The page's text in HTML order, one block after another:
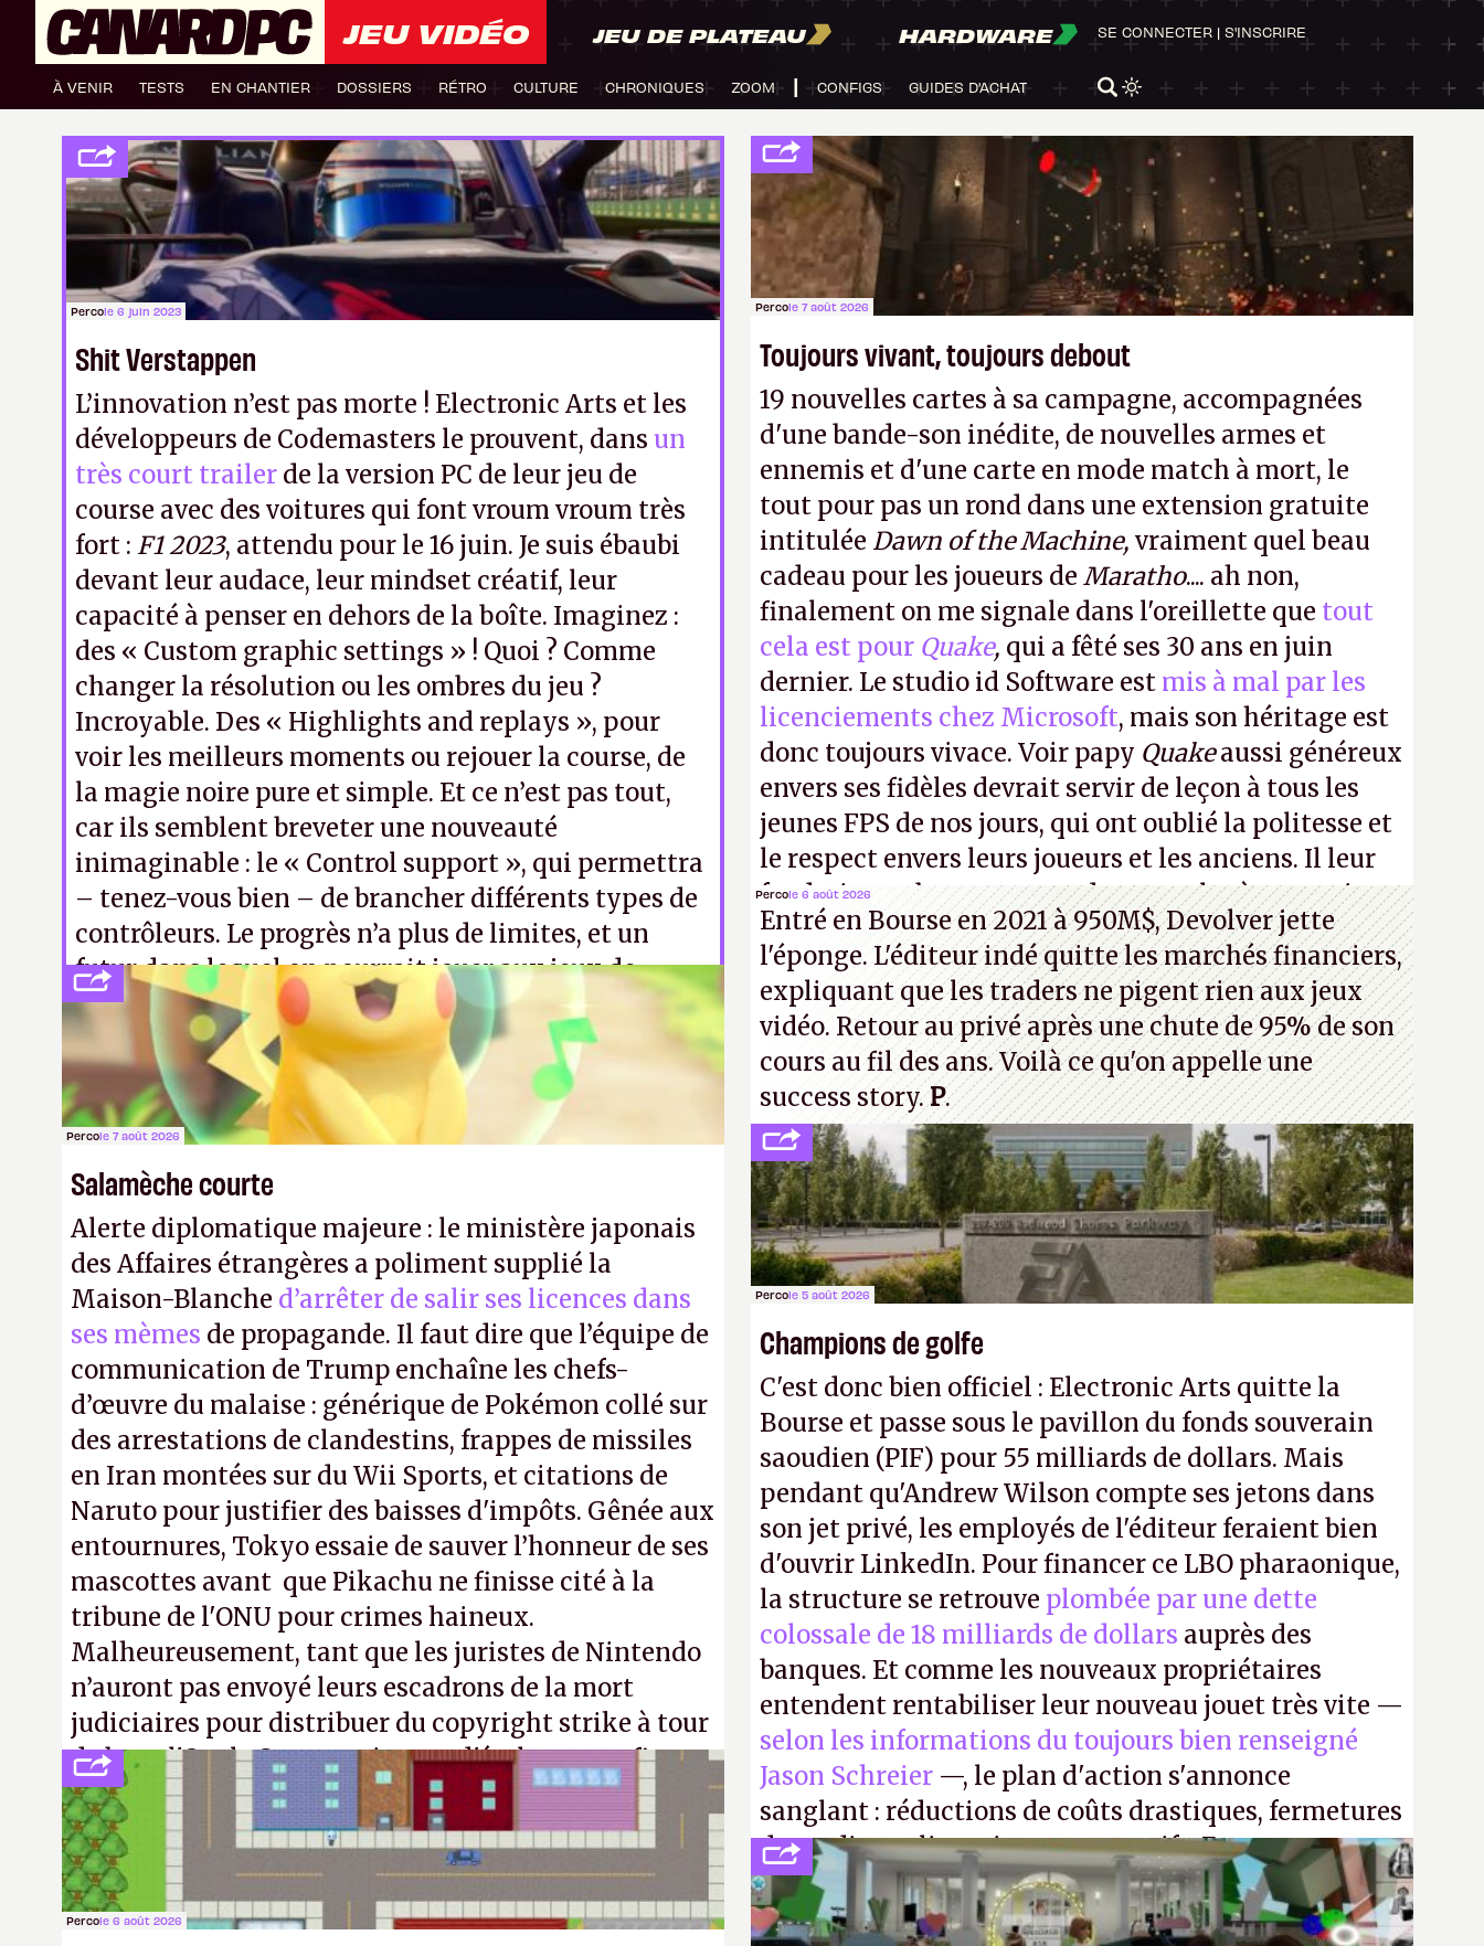
JEU VIDÉO JEU DE PLATEAU HARDWARE
À VENIR TESTS EN CHANTIER DOSSIERS RÉTRO CULTURE CHRONIQUES ZOOM CONFIGS GUIDES D'ACHAT
SE CONNECTER | S'INSCRIRE
Percole 6 juin 2023
Shit Verstappen
L’innovation n’est pas morte ! Electronic Arts et les
développeurs de Codemasters le prouvent, dans un
très court trailer de la version PC de leur jeu de
course avec des voitures qui font vroum vroum très
fort : F1 2023, attendu pour le 16 juin. Je suis ébaubi
devant leur audace, leur mindset créatif, leur
capacité à penser en dehors de la boîte. Imaginez :
des « Custom graphic settings » ! Quoi ? Comme
changer la résolution ou les ombres du jeu ?
Incroyable. Des « Highlights and replays », pour
voir les meilleurs moments ou rejouer la course, de
la magie noire pure et simple. Et ce n’est pas tout,
car ils semblent breveter une nouveauté
inimaginable : le « Control support », qui permettra
– tenez-vous bien – de brancher différents types de
contrôleurs. Le progrès n’a plus de limites, et un
futur dans lequel on pourrait jouer aux jeux de
course avec un volant connecté se dessine.
Percole 7 août 2026
Toujours vivant, toujours debout
19 nouvelles cartes à sa campagne, accompagnées
d'une bande-son inédite, de nouvelles armes et
ennemis et d'une carte en mode match à mort, le
tout pour pas un rond dans une extension gratuite
intitulée Dawn of the Machine, vraiment quel beau
cadeau pour les joueurs de Maratho.... ah non,
finalement on me signale dans l'oreillette que tout
cela est pour Quake, qui a fêté ses 30 ans en juin
dernier. Le studio id Software est mis à mal par les
licenciements chez Microsoft, mais son héritage est
donc toujours vivace. Voir papy Quakeaussi généreux
envers ses fidèles devrait servir de leçon à tous les
jeunes FPS de nos jours, qui ont oublié la politesse et
le respect envers leurs joueurs et les anciens. Il leur
faudrait une bonne guerre des consoles à ces petits
cons ! P.
Percole 7 août 2026
Salamèche courte
Alerte diplomatique majeure : le ministère japonais
des Affaires étrangères a poliment supplié la
Maison-Blanche d’arrêter de salir ses licences dans
ses mèmes de propagande. Il faut dire que l’équipe de
communication de Trump enchaîne les chefs-
d’œuvre du malaise : générique de Pokémon collé sur
des arrestations de clandestins, frappes de missiles
en Iran montées sur du Wii Sports, et citations de
Naruto pour justifier des baisses d'impôts. Gênée aux
entournures, Tokyo essaie de sauver l’honneur de ses
mascottes avant que Pikachu ne finisse cité à la
tribune de l'ONU pour crimes haineux.
Malheureusement, tant que les juristes de Nintendo
n’auront pas envoyé leurs escadrons de la mort
judiciaires pour distribuer du copyright strike à tour
de bras, l'Oncle Sam continuera d'étaler sa confiture
intellectuelle sur vos souvenirs d'enfance.P.
Percole 6 août 2026
Entré en Bourse en 2021 à 950M$, Devolver jette
l'éponge. L'éditeur indé quitte les marchés financiers,
expliquant que les traders ne pigent rien aux jeux
vidéo. Retour au privé après une chute de 95% de son
cours au fil des ans. Voilà ce qu'on appelle une
success story.P.
Percole 6 août 2026
Percole 5 août 2026
Champions de golfe
C'est donc bien officiel : Electronic Arts quitte la
Bourse et passe sous le pavillon du fonds souverain
saoudien (PIF) pour 55 milliards de dollars. Mais
pendant qu'Andrew Wilson compte ses jetons dans
son jet privé, les employés de l'éditeur feraient bien
d'ouvrir LinkedIn. Pour financer ce LBO pharaonique,
la structure se retrouve plombée par une dette
colossale de 18 milliards de dollars auprès des
banques. Et comme les nouveaux propriétaires
entendent rentabiliser leur nouveau jouet très vite —
selon les informations du toujours bien renseigné
Jason Schreier —, le plan d'action s'annonce
sanglant : réductions de coûts drastiques, fermetures
de studios et licenciements massifs. En gros, essorer
FCet Battlefield, puis virer le reste.P.